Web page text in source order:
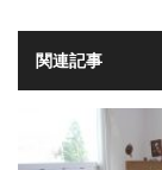
関連記事